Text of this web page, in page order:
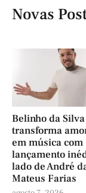
Novas
Belinho da Silva
transforma
em música com
lançamento
lado de André
Mateus Farias